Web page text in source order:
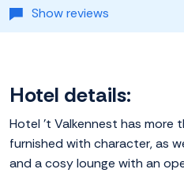
Show reviews
Hotel details:
Hotel 't Valkennest has more
furnished with character, as
and a cosy lounge with an